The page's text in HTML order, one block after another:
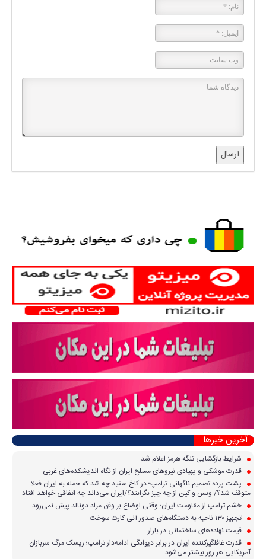
ارسال
آخرین خبرها
شرایط بازگشایی تنگه هرمز اعلام شد
قدرت موشکی و پهپادی نیرو‌های مسلح ایران از نگاه اندیشکده‌های غربی
پشت پرده تصمیم ناگهانی ترامپ؛ در کاخ سفید چه شد که حمله به ایران فعلا
متوقف شد؟/ ونس و کین از چه چیز نگرانند؟/ایران می‌داند چه اتفاقی خواهد افتاد
خشم ترامپ از مقاومت ایران؛ وقتی اوضاع بر وفق مراد دونالد پیش نمی‌رود
تجهیز ۱۳۰ ناحیه به دستگاه‌های صدور آنی کارت سوخت
قیمت نهاده‌های ساختمانی در بازار
قدرت غافلگیرکننده ایران در برابر دیوانگی ادامه‌دار ترامپ؛ ریسک مرگ سربازان
آمریکایی هر روز بیشتر می‌شود